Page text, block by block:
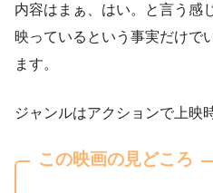
内容はまぁ、はい。と言う感
映っているという事実だけで
ます。
ジャンルはアクションで上映
この映画の見どころ